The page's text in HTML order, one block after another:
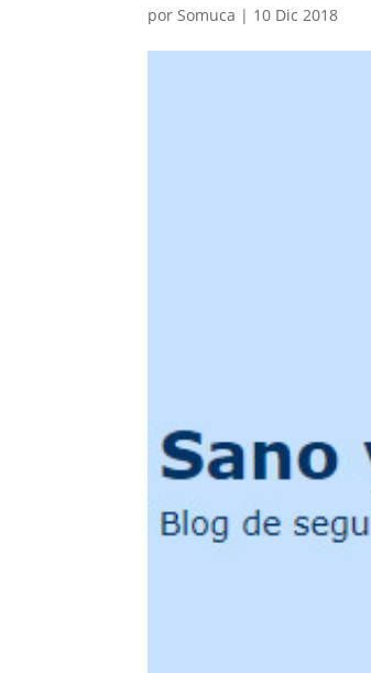
por Somuca | 10 Dic 2018